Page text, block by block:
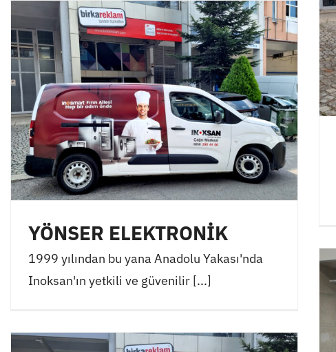
YÖNSER ELEKTRONİK
1999 yılından bu yana Anadolu Yakası'nda
Inoksan'ın yetkili ve güvenilir [...]